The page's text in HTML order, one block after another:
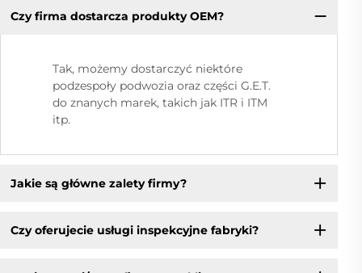
Czy firma dostarcza produkty OEM?
Tak, możemy dostarczyć niektóre
podzespoły podwozia oraz części G.E.T.
do znanych marek, takich jak ITR i ITM
itp.
Jakie są główne zalety firmy?
Czy oferujecie usługi inspekcyjne fabryki?